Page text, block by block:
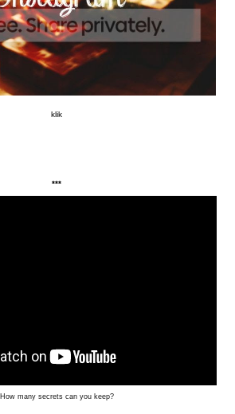
klik
***
How many secrets can you keep?